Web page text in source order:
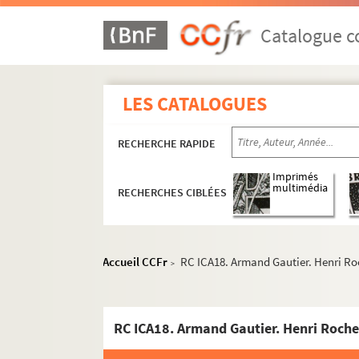
Catalogue
LES CATALOGUES
RECHERCHE RAPIDE
RECHERCHES CIBLÉES
Imprimés
multimédia
Accueil CCFr > RC ICA18. Armand Gautier. Henri
Exposition (17 Mars - 26 Mai 1935)